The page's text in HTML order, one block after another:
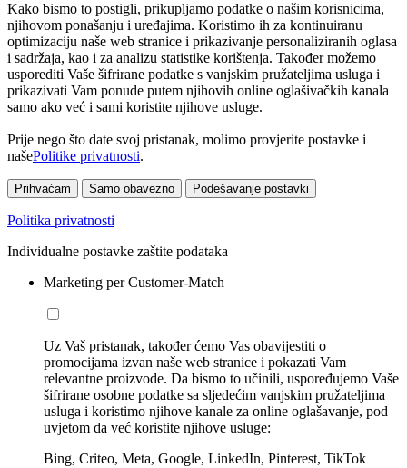
Kako bismo to postigli, prikupljamo podatke o našim korisnicima,
njihovom ponašanju i uređajima. Koristimo ih za kontinuiranu
optimizaciju naše web stranice i prikazivanje personaliziranih oglasa
i sadržaja, kao i za analizu statistike korištenja. Također možemo
usporediti Vaše šifrirane podatke s vanjskim pružateljima usluga i
prikazivati Vam ponude putem njihovih online oglašivačkih kanala
samo ako već i sami koristite njihove usluge.
Prije nego što date svoj pristanak, molimo provjerite postavke i
našePolitike privatnosti.
Prihvaćam Samo obavezno Podešavanje postavki
Politika privatnosti
Individualne postavke zaštite podataka
Marketing per Customer-Match
Uz Vaš pristanak, također ćemo Vas obavijestiti o
promocijama izvan naše web stranice i pokazati Vam
relevantne proizvode. Da bismo to učinili, uspoređujemo Vaše
šifrirane osobne podatke sa sljedećim vanjskim pružateljima
usluga i koristimo njihove kanale za online oglašavanje, pod
uvjetom da već koristite njihove usluge:
Bing, Criteo, Meta, Google, LinkedIn, Pinterest, TikTok